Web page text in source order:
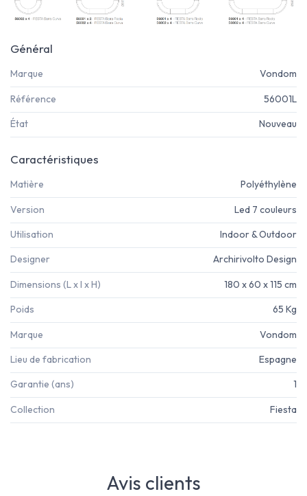
Général
Marque Vondom
Référence 56001L
État Nouveau
Caractéristiques
Matière Polyéthylène
Version Led 7 couleurs
Utilisation Indoor & Outdoor
Designer Archirivolto Design
Dimensions (L x l x H) 180 x 60 x 115 cm
Poids 65 Kg
Marque Vondom
Lieu de fabrication Espagne
Garantie (ans) 1
Collection Fiesta
Avis clients